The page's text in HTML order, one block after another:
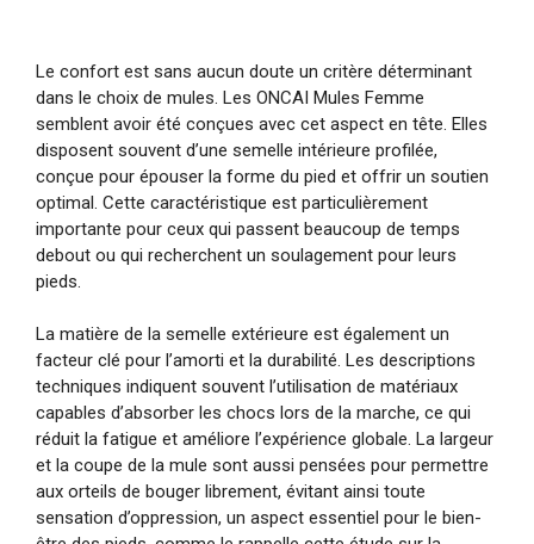
Le confort est sans aucun doute un critère déterminant
dans le choix de mules. Les ONCAI Mules Femme
semblent avoir été conçues avec cet aspect en tête. Elles
disposent souvent d’une semelle intérieure profilée,
conçue pour épouser la forme du pied et offrir un soutien
optimal. Cette caractéristique est particulièrement
importante pour ceux qui passent beaucoup de temps
debout ou qui recherchent un soulagement pour leurs
pieds.
La matière de la semelle extérieure est également un
facteur clé pour l’amorti et la durabilité. Les descriptions
techniques indiquent souvent l’utilisation de matériaux
capables d’absorber les chocs lors de la marche, ce qui
réduit la fatigue et améliore l’expérience globale. La largeur
et la coupe de la mule sont aussi pensées pour permettre
aux orteils de bouger librement, évitant ainsi toute
sensation d’oppression, un aspect essentiel pour le bien-